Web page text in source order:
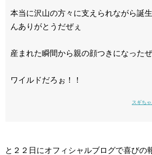
本当に沢山の方々に支えられながら誕
んありがとうだぜぇ
産まれた瞬間から親の顔つきになった
ワイルドだろぉ！！
スギち
と２２日にオフィシャルブログで喜びの